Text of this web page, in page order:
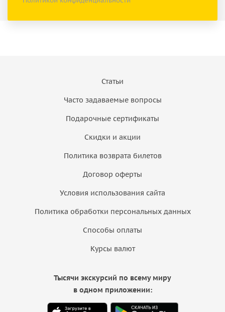
Статьи
Часто задаваемые вопросы
Подарочные сертификаты
Скидки и акции
Политика возврата билетов
Договор оферты
Условия использования сайта
Политика обработки персональных данных
Способы оплаты
Курсы валют
Тысячи экскурсий по всему миру
в одном приложении: